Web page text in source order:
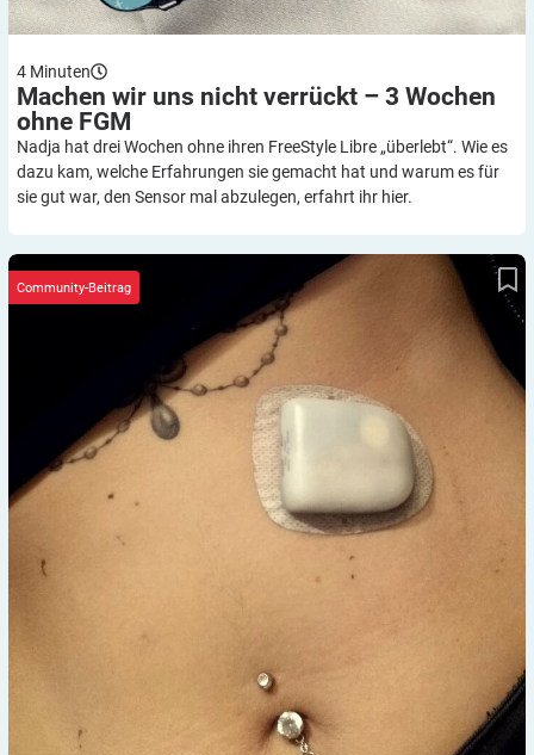
4 Minuten
Machen wir uns nicht verrückt – 3 Wochen
ohne FGM
Nadja hat drei Wochen ohne ihren FreeStyle Libre „überlebt“. Wie es
dazu kam, welche Erfahrungen sie gemacht hat und warum es für
sie gut war, den Sensor mal abzulegen, erfahrt ihr hier.
Where to put your Pod today
Community-Beitrag